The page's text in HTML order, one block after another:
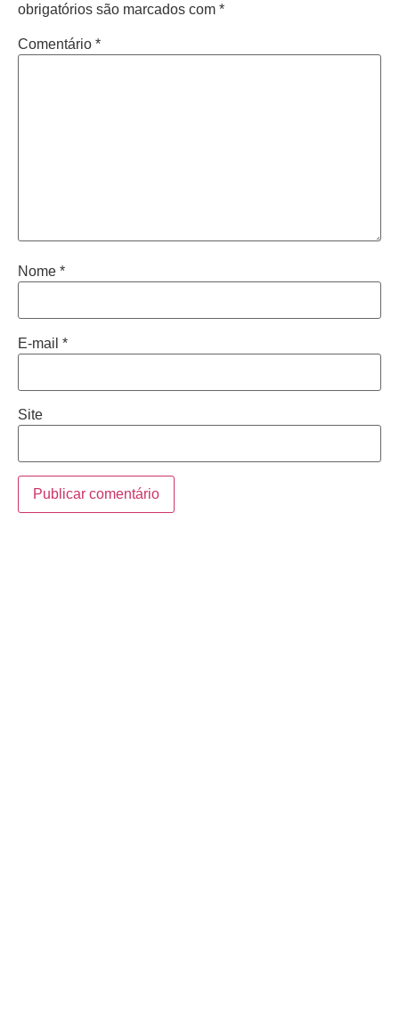
obrigatórios são marcados com *
Comentário *
Nome *
E-mail *
Site